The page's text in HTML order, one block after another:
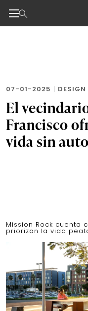
07-01-2025 | DESIGN
El
Francisco
vida sin
Mission Rock cuenta
priorizan la vida